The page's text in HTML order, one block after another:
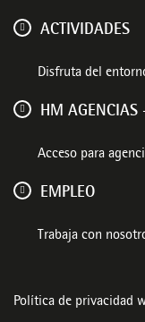
ACTIVIDADES
Disfruta del
HM AGENCIAS
Acceso para
EMPLEO
Trabaja con
Política de privacidad